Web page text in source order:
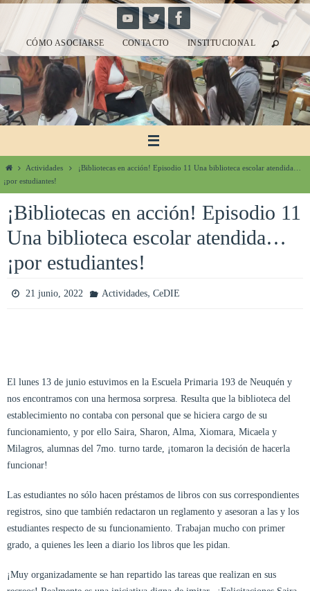
contenidoCÓMO ASOCIARSE CONTACTO INSTITUCIONAL
InicioActividades
¡Bibliotecas en acción! Episodio 11 Una biblioteca escolar atendida…
¡por estudiantes!
¡Bibliotecas en acción! Episodio 11
Una biblioteca escolar atendida…
¡por estudiantes!
21 junio, 2022 Actividades, CeDIE
El lunes 13 de junio estuvimos en la Escuela Primaria 193 de Neuquén y
nos encontramos con una hermosa sorpresa. Resulta que la biblioteca del
establecimiento no contaba con personal que se hiciera cargo de su
funcionamiento, y por ello Saira, Sharon, Alma, Xiomara, Micaela y
Milagros, alumnas del 7mo. turno tarde, ¡tomaron la decisión de hacerla
funcionar!
Las estudiantes no sólo hacen préstamos de libros con sus correspondientes
registros, sino que también redactaron un reglamento y asesoran a las y los
estudiantes respecto de su funcionamiento. Trabajan mucho con primer
grado, a quienes les leen a diario los libros que les pidan.
¡Muy organizadamente se han repartido las tareas que realizan en sus